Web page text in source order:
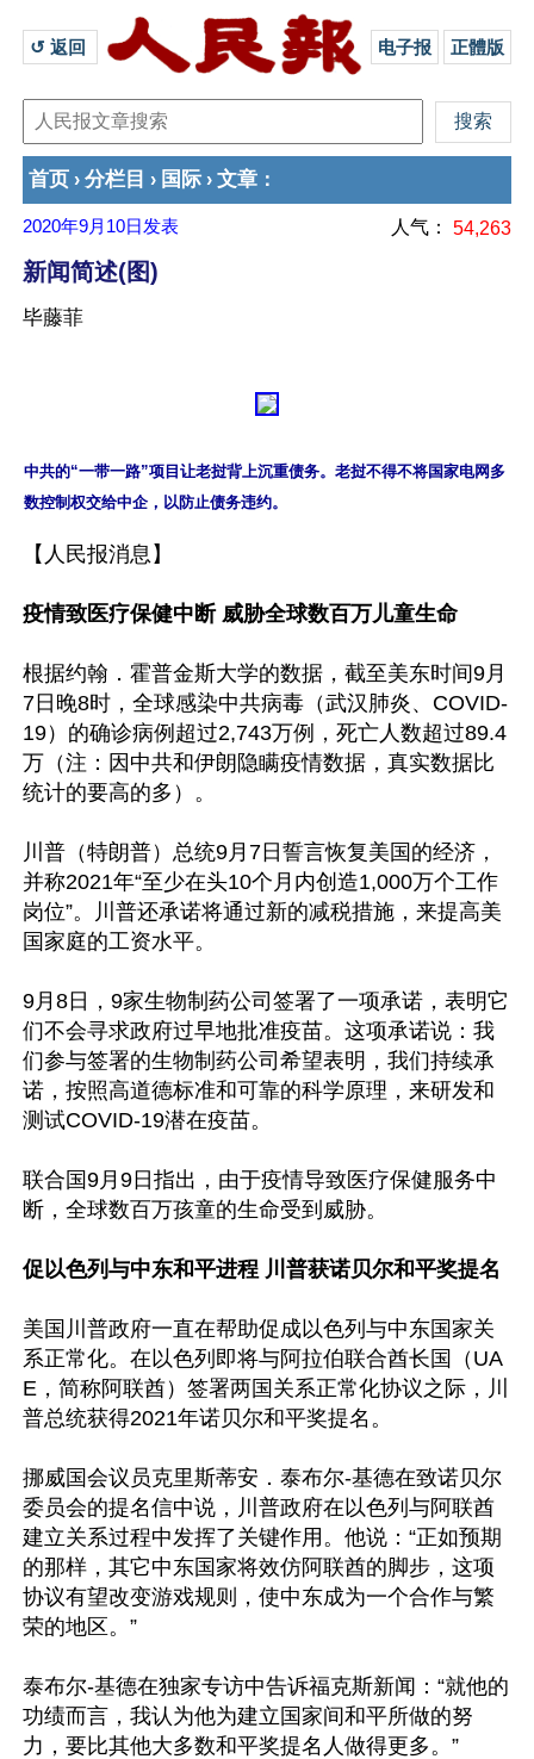
↺ 返回 电子报 正體版
首页 › 分栏目 › 国际 › 文章 ：
2020年9月10日 发表 人气： 54,263
新闻简述(图)
毕藤菲
中共的“一带一路”项目让老挝背上沉重债务。老挝不得不将国家电网多
【人民报消息】
疫情致医疗保健中断 威胁全球数百万儿童生命
根据约翰．霍普金斯大学的数据，截至美东时间9月
7日晚8时，全球感染中共病毒（武汉肺炎、COVID-
19）的确诊病例超过2,743万例，死亡人数超过89.4
万（注：因中共和伊朗隐瞒疫情数据，真实数据比
统计的要高的多）。
川普（特朗普）总统9月7日誓言恢复美国的经济，
并称2021年“至少在头10个月内创造1,000万个工作
岗位”。川普还承诺将通过新的减税措施，来提高美
国家庭的工资水平。
9月8日，9家生物制药公司签署了一项承诺，表明它
们不会寻求政府过早地批准疫苗。这项承诺说：我
们参与签署的生物制药公司希望表明，我们持续承
诺，按照高道德标准和可靠的科学原理，来研发和
测试COVID-19潜在疫苗。
联合国9月9日指出，由于疫情导致医疗保健服务中
断，全球数百万孩童的生命受到威胁。
促以色列与中东和平进程 川普获诺贝尔和平奖提名
美国川普政府一直在帮助促成以色列与中东国家关
系正常化。在以色列即将与阿拉伯联合酋长国（UA
E，简称阿联酋）签署两国关系正常化协议之际，川
普总统获得2021年诺贝尔和平奖提名。
挪威国会议员克里斯蒂安．泰布尔-基德在致诺贝尔
委员会的提名信中说，川普政府在以色列与阿联酋
建立关系过程中发挥了关键作用。他说：“正如预期
的那样，其它中东国家将效仿阿联酋的脚步，这项
协议有望改变游戏规则，使中东成为一个合作与繁
荣的地区。”
泰布尔-基德在独家专访中告诉福克斯新闻：“就他的
功绩而言，我认为他为建立国家间和平所做的努
力，要比其他大多数和平奖提名人做得更多。”